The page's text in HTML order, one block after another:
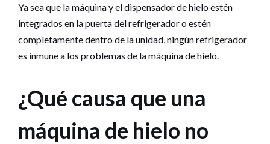
Ya sea que la máquina y el dispensador de hielo estén
integrados en la puerta del refrigerador o estén
completamente dentro de la unidad, ningún refrigerador
es inmune a los problemas de la máquina de hielo.
¿Qué causa que una
máquina de hielo no